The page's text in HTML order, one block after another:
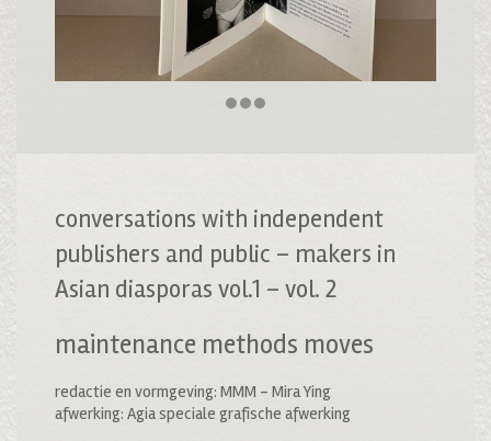
conversations with independent
publishers and public – makers in
Asian diasporas vol.1 – vol. 2
maintenance methods moves
redactie en vormgeving: MMM – Mira Ying
afwerking: Agia speciale grafische afwerking